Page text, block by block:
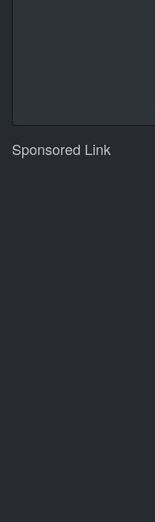
Sponsored Link